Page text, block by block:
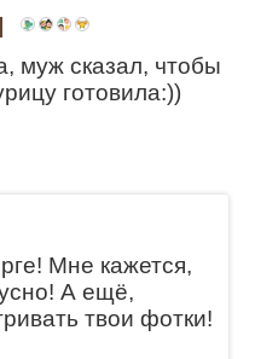
муж сказал, чтобы
готовила:))
Мне кажется,
А ещё,
твои фотки!